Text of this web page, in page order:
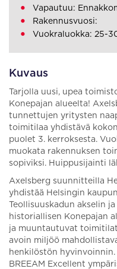
Kuvaus
Tarjolla uusi, upea
Konepajan alueelta!
tunnettujen yritysten
toimitilaa yhdistävä
puolet 3. kerroksesta.
muokata rakennuksen
sopiviksi. Huippusijainti
Axelsberg suunnitteilla
yhdistää Helsingin
Teollisuuskadun akselin
historiallisen Konepajan
ja muuntautuvat
avoin miljöö
henkilöstön
BREEAM Excellent
Vapautuu:
Rakennusvuosi:
Vuokraluokka: 25-